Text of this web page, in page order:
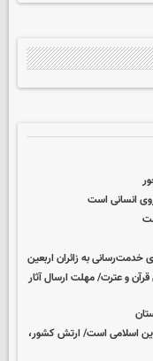
انسانی است
و عترت/ مهلت ارسال آثار
اسلامی است/ ارتش کشور،